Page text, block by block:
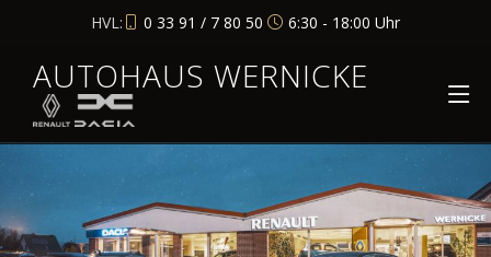
HVL: 0 33 91 / 7 80 50 6:30 - 18:00 Uhr
AUTOHAUS WERNICKE